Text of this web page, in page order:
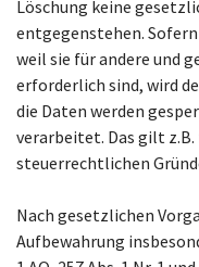
Löschung keine
entgegenstehen.
weil sie für andere und
erforderlich sind, wird
die Daten werden
verarbeitet. Das gilt
steuerrechtlichen
Nach gesetzlichen
Aufbewahrung